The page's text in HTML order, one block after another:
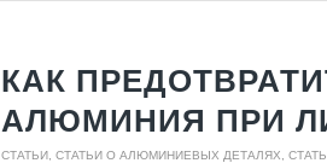
КАК
АЛЮМИНИЯ ПРИ
СТАТЬИ СТАТЬИ О АЛЮМИНИЕВЫХ ДЕТАЛЯХ